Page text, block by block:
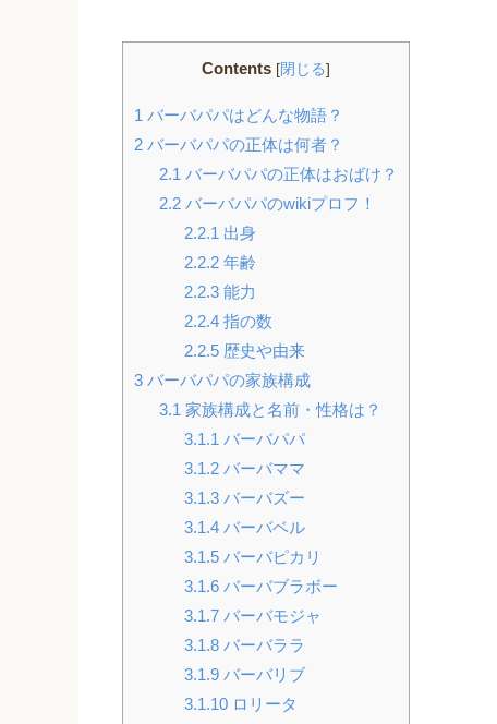
Contents [閉じる]
1 バーバパパはどんな物語？
2 バーバパパの正体は何者？
2.1 バーバパパの正体はおばけ？
2.2バーバパパのwikiプロフ！
2.2.1 出身
2.2.2年齢
2.2.3能力
2.2.4指の数
2.2.5歴史や由来
3 バーバパパの家族構成
3.1 家族構成と名前・性格は？
3.1.1 バーバパパ
3.1.2バーバママ
3.1.3バーバズー
3.1.4バーバベル
3.1.5バーバピカリ
3.1.6バーバブラボー
3.1.7バーバモジャ
3.1.8バーバララ
3.1.9バーバリブ
3.1.10ロリータ